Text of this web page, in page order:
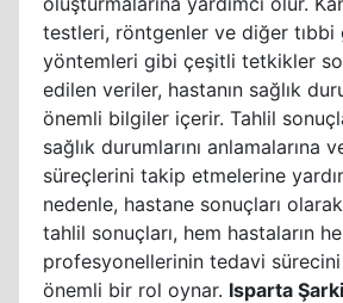
testleri, röntgenler ve diğer tıbbi
yöntemleri gibi çeşitli tetkikler
edilen veriler, hastanın sağlık
önemli bilgiler içerir. Tahlil
sağlık durumlarını anlamalarına
süreçlerini takip etmelerine
nedenle, hastane sonuçları
tahlil sonuçları, hem hastaların
profesyonellerinin tedavi
önemli bir rol oynar. Isparta